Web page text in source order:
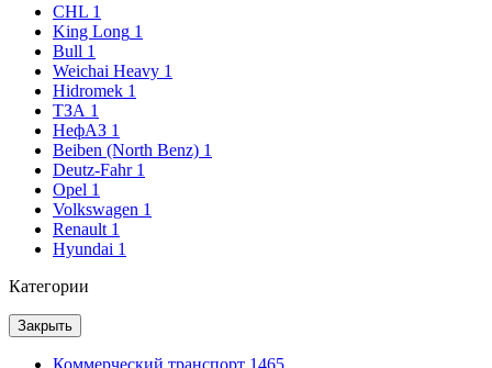
CHL 1
King Long 1
Bull 1
Weichai Heavy 1
Hidromek 1
ТЗА 1
НефАЗ 1
Beiben (North Benz) 1
Deutz-Fahr 1
Opel 1
Volkswagen 1
Renault 1
Hyundai 1
Категории
Закрыть
Коммерческий транспорт 1465